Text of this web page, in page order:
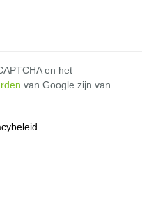
en het
van Google zijn van